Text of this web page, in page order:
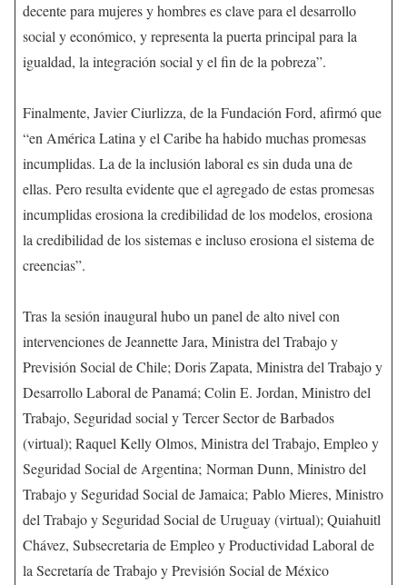
decente para mujeres y hombres es clave para el desarrollo
social y económico, y representa la puerta principal para la
igualdad, la integración social y el fin de la pobreza”.
Finalmente, Javier Ciurlizza, de la Fundación Ford, afirmó que
“en América Latina y el Caribe ha habido muchas promesas
incumplidas. La de la inclusión laboral es sin duda una de
ellas. Pero resulta evidente que el agregado de estas promesas
incumplidas erosiona la credibilidad de los modelos, erosiona
la credibilidad de los sistemas e incluso erosiona el sistema de
creencias”.
Tras la sesión inaugural hubo un panel de alto nivel con
intervenciones de Jeannette Jara, Ministra del Trabajo y
Previsión Social de Chile; Doris Zapata, Ministra del Trabajo y
Desarrollo Laboral de Panamá; Colin E. Jordan, Ministro del
Trabajo, Seguridad social y Tercer Sector de Barbados
(virtual); Raquel Kelly Olmos, Ministra del Trabajo, Empleo y
Seguridad Social de Argentina; Norman Dunn, Ministro del
Trabajo y Seguridad Social de Jamaica; Pablo Mieres, Ministro
del Trabajo y Seguridad Social de Uruguay (virtual); Quiahuitl
Chávez, Subsecretaria de Empleo y Productividad Laboral de
la Secretaría de Trabajo y Previsión Social de México